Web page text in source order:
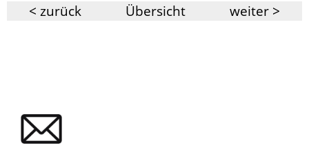
< zurück Übersicht weiter >